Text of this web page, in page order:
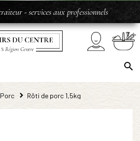
- services aux professionnels
Porc Rôti de porc 1,5kg